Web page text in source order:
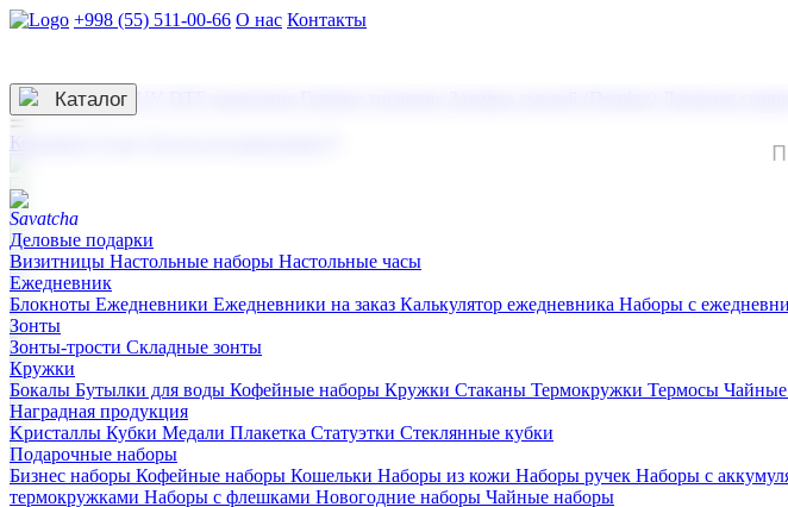
+998 (55) 511-00-66 О нас Контакты
3D гравировка
☰
Контакты
Каталог
Деловые подарки
Визитницы Настольные наборы Настольные часы
Ежедневник
Блокноты Ежедневники Ежедневники на заказ Калькулятор ежедневника Наборы с
Зонты
Зонты-трости Складные зонты
Кружки
Бокалы Бутылки для воды Кофейные наборы Кружки Стаканы Термокружки Термосы
Наградная продукция
Kристаллы Кубки Медали Плакетка Статуэтки Стеклянные кубки
Подарочные наборы
Бизнес наборы Кофейные наборы Кошельки Наборы из кожи Наборы ручек Наборы с
термокружками Наборы с флешками Новогодние наборы Чайные наборы